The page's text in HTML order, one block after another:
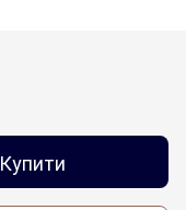
Купити